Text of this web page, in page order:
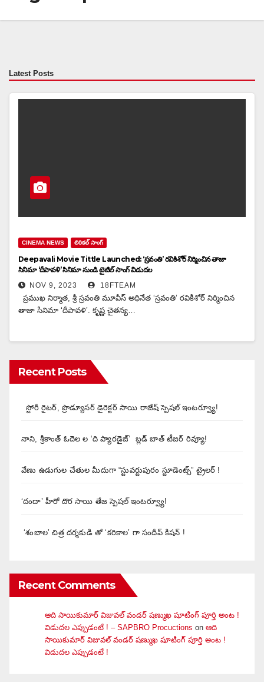
Latest Posts
CINEMA NEWS లిరికల్ సాంగ్
Deepavali Movie Tittle Launched: ‘స్రవంతి’ రవికిశోర్ నిర్మించిన తాజా
సినిమా ‘దీపావళి’ సినిమా నుండి టైటిల్ సాంగ్ విడుదల
NOV 9, 2023 18FTEAM
ప్రముఖ నిర్మాత, శ్రీ స్రవంతి మూవీస్ అధినేత ‘స్రవంతి’ రవికిశోర్ నిర్మించిన
తాజా సినిమా ‘దీపావళి’. కృష్ణ చైతన్య…
Recent Posts
స్టోరీ రైటర్, ప్రొడ్యూసర్ డైరెక్టర్ సాయి రాజేష్ స్పెషల్ ఇంటర్వ్యూ!
నాని, శ్రీకాంత్ ఓదెల ల ‘ది ప్యారడైజ్’ బ్లడ్ బాత్ టీజర్ రివ్యూ!
వేణు ఉడుగుల చేతుల మీదుగా “స్టువర్టుపురం స్టూడెంట్స్” ట్రైలర్ !
‘దందా’ హీరో దొర సాయి తేజ స్పెషల్ ఇంటర్వ్యూ!
‘శంబాల’ చిత్ర దర్శకుడి తో ‘కరికాల’ గా సందీప్ కిషన్ !
Recent Comments
ఆది సాయికుమార్ విజువ‌ల్ వండ‌ర్ ష‌ణ్ముఖ షూటింగ్ పూర్తి అంట !
విడుదల ఎప్పుడంటే ! – SAPBRO Procuctions on ఆది
సాయికుమార్ విజువ‌ల్ వండ‌ర్ ష‌ణ్ముఖ షూటింగ్ పూర్తి అంట !
విడుదల ఎప్పుడంటే !